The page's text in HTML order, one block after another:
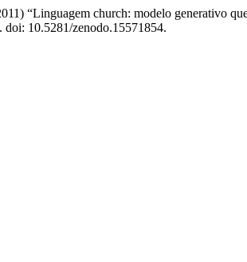
“Linguagem church: modelo generativo
doi: 10.5281/zenodo.15571854.